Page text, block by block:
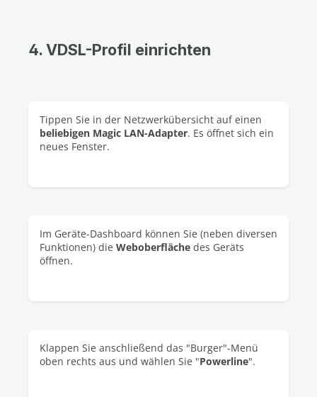
4. VDSL-Profil einrichten
Tippen Sie in der Netzwerkübersicht auf einen
beliebigen Magic LAN-Adapter. Es öffnet sich ein
neues Fenster.
Im Geräte-Dashboard können Sie (neben diversen
Funktionen) die Weboberfläche des Geräts
öffnen.
Klappen Sie anschließend das "Burger"-Menü
oben rechts aus und wählen Sie "Powerline".